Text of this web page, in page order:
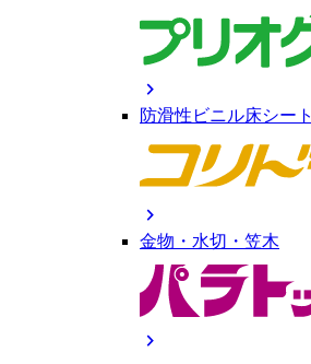
chevron_right
防滑性ビニル床シート
chevron_right
金物・水切・笠木
chevron_right